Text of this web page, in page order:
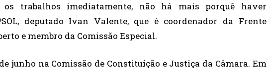
os trabalhos imediatamente, não há mais porquê haver
deputado Ivan Valente, que é coordenador da Frente
e membro da Comissão Especial.
junho na Comissão de Constituição e Justiça da Câmara. Em